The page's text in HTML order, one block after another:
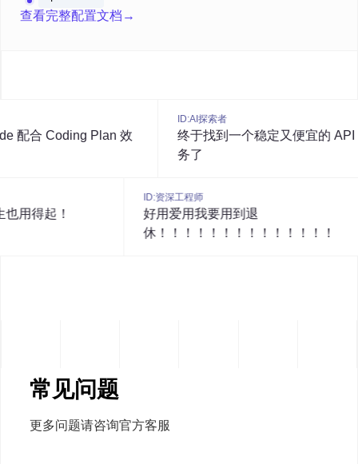
查看完整配置文档 →
Coding Plan 效
AI探索者
终于找到一个稳定又便宜的 API 服
学生也用得起！
ID:资深工程师
好用爱用我要用到退
休！！！！！！！！！！！！！
常见问题
更多问题请咨询官方客服